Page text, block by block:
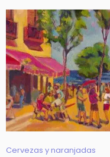
Cervezas y naranjadas